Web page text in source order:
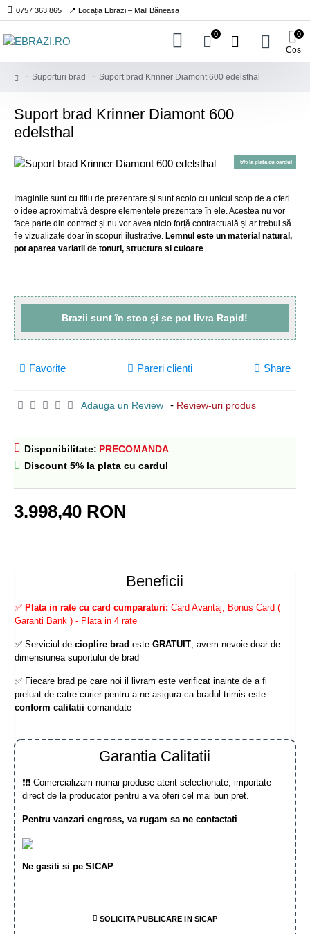
0757 363 865 📍 Locația Ebrazi – Mall Băneasa
0
Cos
0
Suporturi brad Suport brad Krinner Diamont 600 edelsthal
Suport brad Krinner Diamont 600
edelsthal
-5% la plata cu cardul
Imaginile sunt cu titlu de prezentare și sunt acolo cu unicul scop de a oferi
o idee aproximativă despre elementele prezentate în ele. Acestea nu vor
face parte din contract și nu vor avea nicio forță contractuală și ar trebui să
fie vizualizate doar în scopuri ilustrative. Lemnul este un material natural,
pot aparea variatii de tonuri, structura si culoare
Brazii suntîn stoc și se pot livra Rapid!
Adauga un Review - Review-uri produs
Favorite Pareri clienti Share
3.998,40 RON
Disponibilitate: PRECOMANDA
Discount 5% la plata cu cardul
Beneficii
✅ Plata in rate cu card cumparaturi: Card Avantaj, Bonus Card (
Garanti Bank ) - Plata in 4 rate
✅ Serviciul de cioplire brad este GRATUIT, avem nevoie doar de
dimensiunea suportului de brad
✅ Fiecare brad pe care noi il livram este verificat inainte de a fi
preluat de catre curier pentru a ne asigura ca bradul trimis este
conform calitatii comandate
Garantia Calitatii
❗❗❗ Comercializam numai produse atent selectionate, importate
direct de la producator pentru a va oferi cel mai bun pret.
Pentru vanzari engross, va rugam sa ne contactati
Ne gasiti si pe SICAP
SOLICITA PUBLICARE IN SICAP